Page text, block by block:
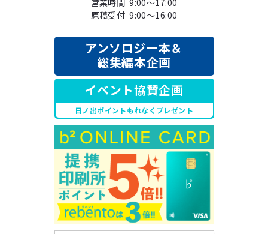
原稿受付 9:00～16:00
アンソロジー本＆
総集編本企画
イベント協賛企画
日ノ出ポイントもれなくプレゼント